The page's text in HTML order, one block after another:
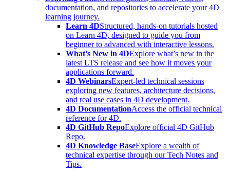
documentation, and repositories to accelerate your 4D
learning journey.
Learn 4DStructured, hands-on tutorials hosted
on Learn 4D, designed to guide you from
beginner to advanced with interactive lessons.
What’s New in 4DExplore what’s new in the
latest LTS release and see how it moves your
applications forward.
4D WebinarsExpert-led technical sessions
exploring new features, architecture decisions,
and real use cases in 4D development.
4D DocumentationAccess the official technical
reference for 4D.
4D GitHub RepoExplore official 4D GitHub
Repo.
4D Knowledge BaseExplore a wealth of
technical expertise through our Tech Notes and
Tips.